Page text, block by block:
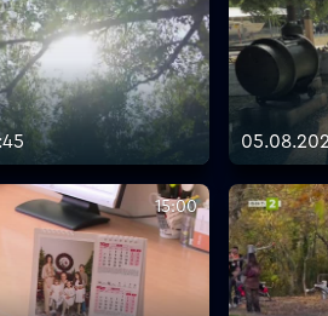
15:00